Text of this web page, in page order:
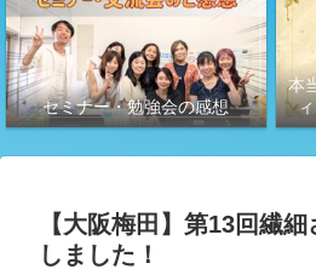
セミナー・勉強会の感想
本
【大阪梅田】第13回繊
しました！